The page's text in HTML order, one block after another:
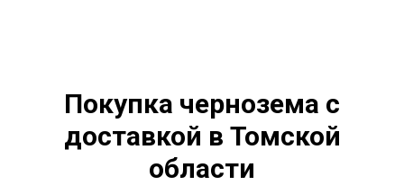
Покупка чернозема с
доставкой в Томской
области